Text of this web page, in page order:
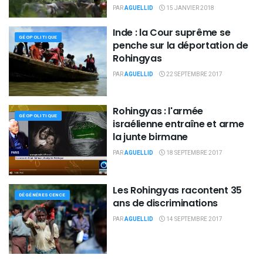
PARAGUELLID 15 JANVIER 2018
GÉOPOLITIQUE
Inde : la Cour suprême se
penche sur la déportation de
Rohingyas
PARAGUELLID 22 SEPTEMBRE 2017
GÉOPOLITIQUE
Rohingyas : l'armée
israélienne entraîne et arme
la junte birmane
PARAGUELLID 18 SEPTEMBRE 2017
DÉGÉNÉRESCENCE
Les Rohingyas racontent 35
ans de discriminations
PARAGUELLID 14 SEPTEMBRE 2017